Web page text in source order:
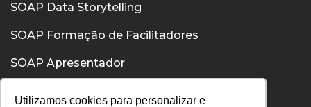
Utilizamos cookies para personalizar e
SOAP Data Storytelling
SOAP Formação de Facilitadores
SOAP Apresentador